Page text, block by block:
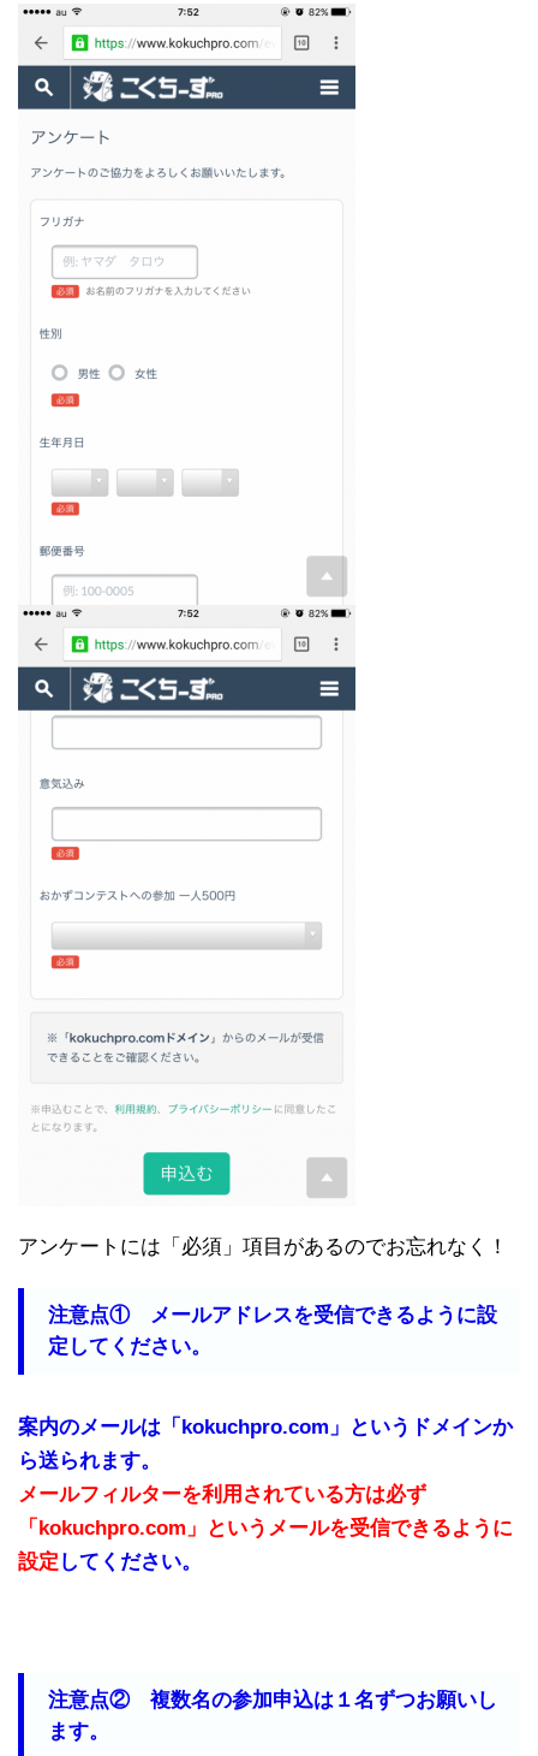
アンケートには「必須」項目があるのでお忘れなく！
注意点① メールアドレスを受信できるように設
定してください。
案内のメールは「kokuchpro.com」というドメインか
ら送られます。
メールフィルターを利用されている方は必ず
「kokuchpro.com」というメールを受信できるように
設定 してください。
注意点② 複数名の参加申込は１名ずつお願いし
ます。